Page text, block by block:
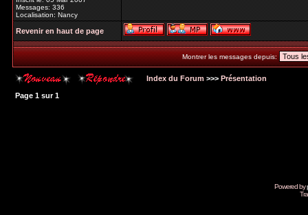
Messages: 336
Localisation: Nancy
Revenir en haut de page
Montrer les messages depuis:
Index du Forum >>> Présentation
Page 1 sur1
Powered by